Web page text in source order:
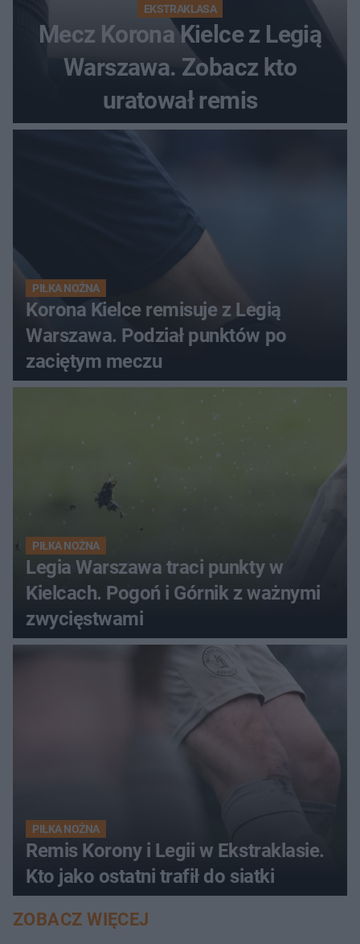
EKSTRAKLASA
Mecz Korona Kielce z Legią
Warszawa. Zobacz kto
uratował remis
PIŁKA NOŻNA
Korona Kielce remisuje z Legią
Warszawa. Podział punktów po
zaciętym meczu
PIŁKA NOŻNA
Legia Warszawa traci punkty w
Kielcach. Pogoń i Górnik z ważnymi
zwycięstwami
PIŁKA NOŻNA
Remis Korony i Legii w Ekstraklasie.
Kto jako ostatni trafił do siatki
ZOBACZ WIĘCEJ